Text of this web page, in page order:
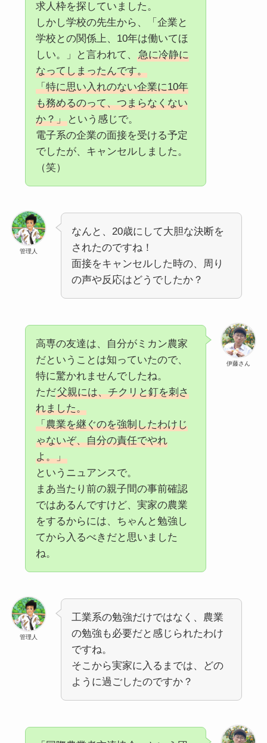
求人枠を探していました。
しかし学校の先生から、「企業と
学校との関係上、10年は働いてほ
しい。」と言われて、
急に冷静に
なってしまったんです。
「特に思い入れのない企業に10年
も務めるのって、つまらなくない
か？」という感じで。
電子系の企業の面接を受ける予定
でしたが、キャンセルしました。
（笑）
管理人
なんと、20歳にして大胆な決断を
されたのですね！
面接をキャンセルした時の、周り
の声や反応はどうでしたか？
伊藤さん
高専の友達は、自分がミカン農家
だということは知っていたので、
特に驚かれませんでしたね。
ただ父親には、チクリと釘を刺さ
れました。
「農業を継ぐのを強制したわけじ
ゃないぞ、自分の責任でやれ
よ。」
というニュアンスで。
まあ当たり前の親子間の事前確認
ではあるんですけど、実家の農業
をするからには、ちゃんと勉強し
てから入るべきだと思いました
ね。
管理人
工業系の勉強だけではなく、農業
の勉強も必要だと感じられたわけ
ですね。
そこから実家に入るまでは、どの
ように過ごしたのですか？